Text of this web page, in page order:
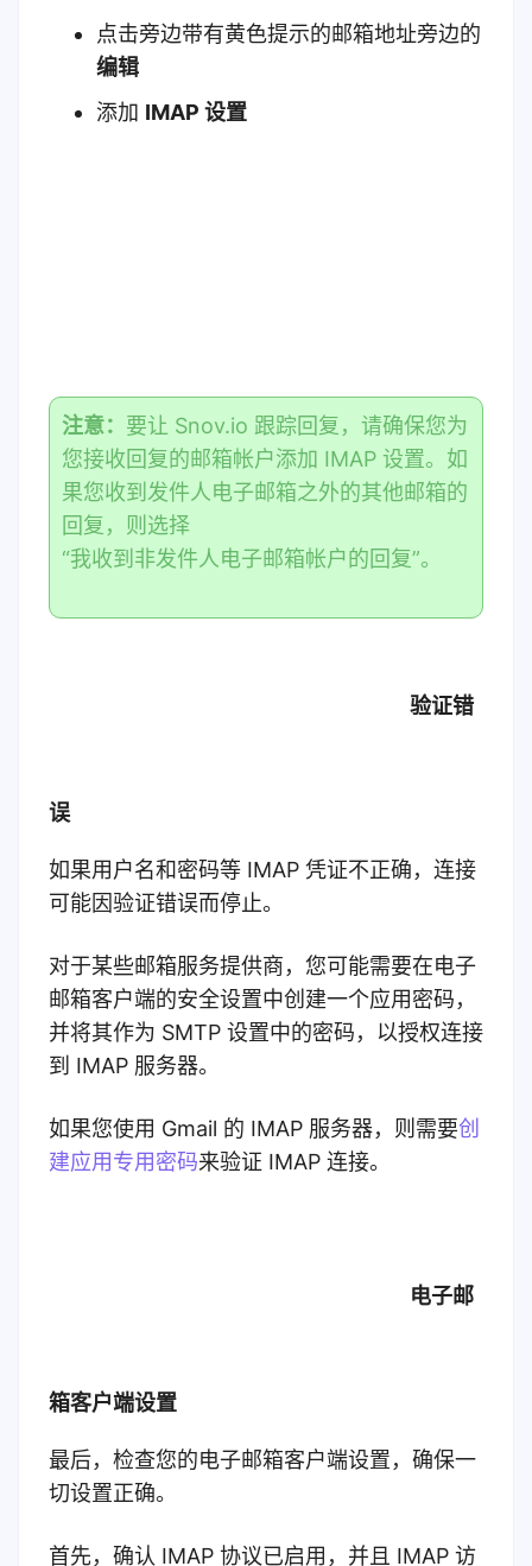
点击旁边带有黄色提示的邮箱地址旁边的
编辑
添加 IMAP 设置
注意： 要让 Snov.io 跟踪回复，请确保您为
您接收回复的邮箱帐户添加 IMAP 设置。如
果您收到发件人电子邮箱之外的其他邮箱的
回复，则选择
“我收到非发件人电子邮箱帐户的回复”。
验证错
误
如果用户名和密码等 IMAP 凭证不正确，连接
可能因验证错误而停止。
对于某些邮箱服务提供商，您可能需要在电子
邮箱客户端的安全设置中创建一个应用密码，
并将其作为 SMTP 设置中的密码，以授权连接
到 IMAP 服务器。
如果您使用 Gmail 的 IMAP 服务器，则需要创
建应用专用密码来验证 IMAP 连接。
电子邮
箱客户端设置
最后，检查您的电子邮箱客户端设置，确保一
切设置正确。
首先，确认 IMAP 协议已启用，并且 IMAP 访